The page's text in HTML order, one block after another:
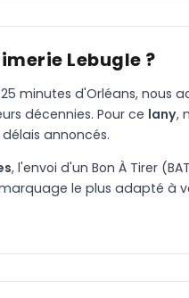
Lebugle ?
minutes d'Orléans,
décennies. Pour ce lany,
annoncés.
, l'envoi d'un Bon À Tirer
le plus adapté à